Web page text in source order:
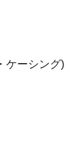
ケーシング)